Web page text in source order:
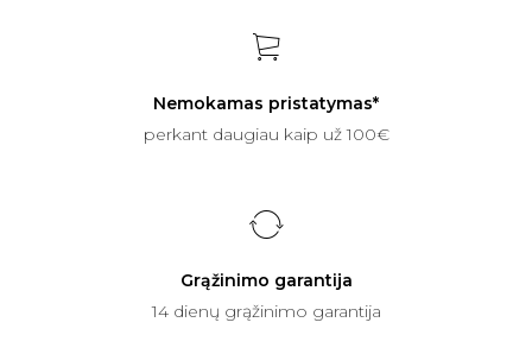
Nemokamas pristatymas*
perkant daugiau kaip už 100€
Grąžinimo garantija
14 dienų grąžinimo garantija